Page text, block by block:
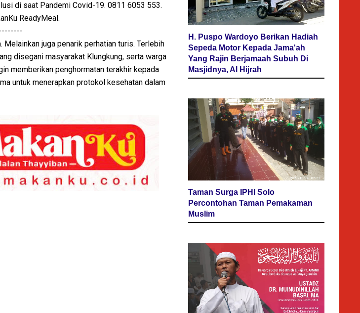
di saat Pandemi Covid-19. 0811 6053 553.
ReadyMeal.
juga penarik perhatian turis. Terlebih
disegani masyarakat Klungkung, serta warga
memberikan penghormatan terakhir kepada
untuk menerapkan protokol kesehatan dalam
H. Puspo Wardoyo Berikan Hadiah
Sepeda Motor Kepada Jama'ah
Yang Rajin Berjamaah Subuh Di
Masjidnya, Al Hijrah
Taman Surga IPHI Solo
Percontohan Taman Pemakaman
Muslim